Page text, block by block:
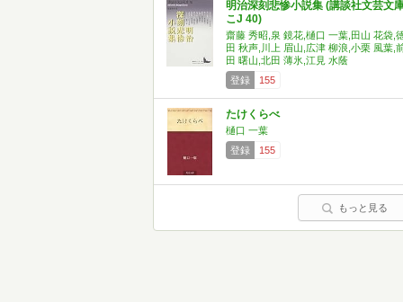
明治深刻悲惨小説集 (講談社文芸文
こJ 40)
齋藤 秀昭,泉 鏡花,樋口 一葉,田山 花袋,
田 秋声,川上 眉山,広津 柳浪,小栗 風葉,
田 曙山,北田 薄氷,江見 水蔭
登録
155
たけくらべ
樋口 一葉
登録
155
もっと見る